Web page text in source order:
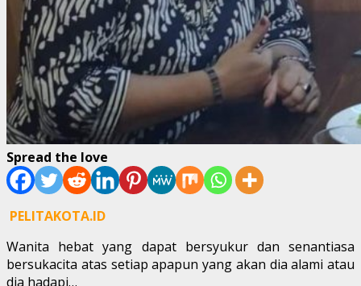
Spread the love
PELITAKOTA.ID
Wanita hebat yang dapat bersyukur dan senantiasa
bersukacita atas setiap apapun yang akan dia alami atau
dia hadapi…